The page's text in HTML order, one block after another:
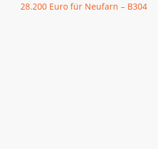
28.200 Euro für Neufarn – B304